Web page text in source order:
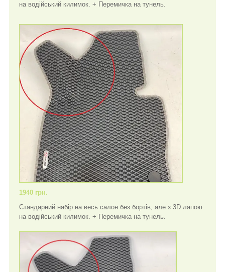
на водійський килимок. + Перемичка на тунель.
1940 грн.
Стандарний набір на весь салон без бортів, але з 3D лапою
на водійський килимок. + Перемичка на тунель.